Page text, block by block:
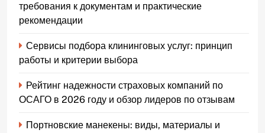
требования к документам и практические
рекомендации
Сервисы подбора клининговых услуг: принцип
работы и критерии выбора
Рейтинг надежности страховых компаний по
ОСАГО в 2026 году и обзор лидеров по отзывам
Портновские манекены: виды, материалы и